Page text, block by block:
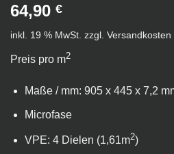
64,90 €
inkl. 19 % MwSt. zzgl. Versandkosten
Preis pro m2
Maße / mm: 905 x 445 x 7,2
Microfase
VPE: 4 Dielen (1,61m2)